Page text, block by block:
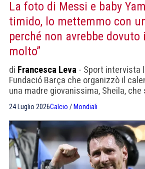
La foto di Messi e baby
timido, lo mettemmo con
perché non avrebbe dovuto
molto”
di Francesca Leva - Sport intervista
Fundació Barça che organizzò il
una madre giovanissima, Sheila,
bebè".
24 Luglio 2026Calcio / Mondiali